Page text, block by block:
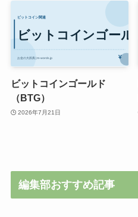
ビットコインゴールド
（BTG）
2026年7月21日
編集部おすすめ記事